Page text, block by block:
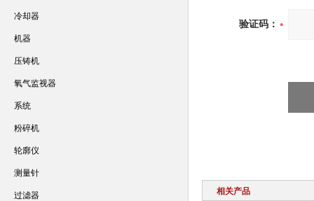
验证码：
相关产品
冷却器
机器
压铸机
氧气监视器
系统
粉碎机
轮廓仪
测量针
过滤器